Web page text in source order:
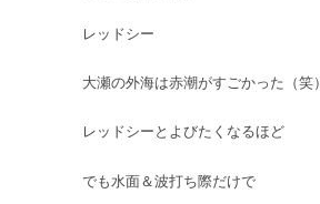
に
帰
り
潜
レッドシー
大瀬の外海は赤潮がすごかった（笑）
レッドシーとよびたくなるほど
でも水面＆波打ち際だけで